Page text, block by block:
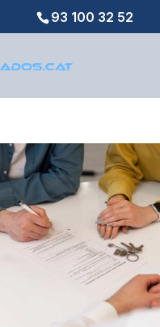
93 100 32 52